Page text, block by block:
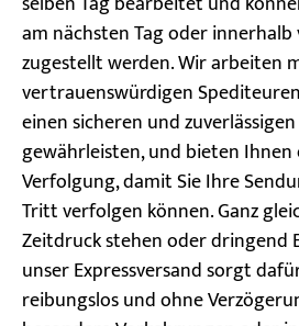
am nächsten Tag oder
zugestellt werden. Wir arbeiten
vertrauenswürdigen
einen sicheren und
gewährleisten, und bieten Ihnen
Verfolgung, damit Sie Ihre
Tritt verfolgen können. Ganz
Zeitdruck stehen oder dringend
unser Expressversand sorgt
reibungslos und ohne